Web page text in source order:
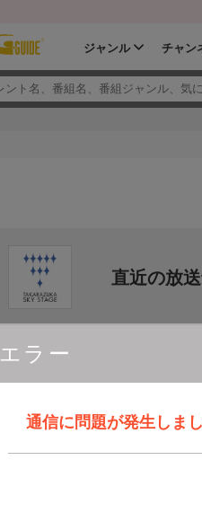
ジャンル チャン
エラー
通信に問題が発生しま
直近の放